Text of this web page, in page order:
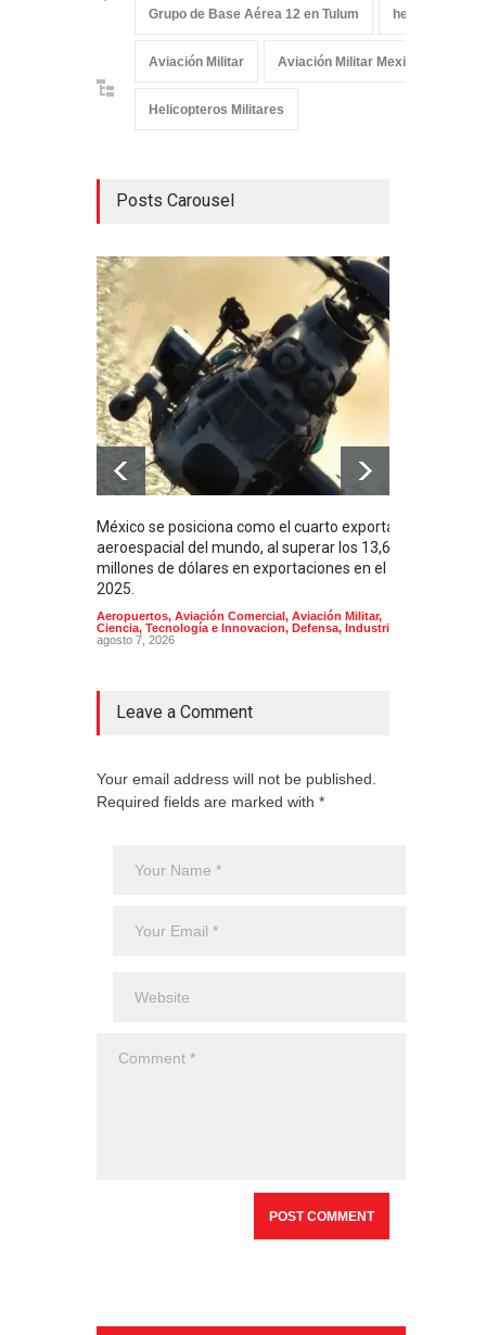
Grupo de Base Aérea 12 en Tulum helicóptero
Aviación Militar Aviación Militar Mexicana
Helicopteros Militares
Posts Carousel
México se posiciona como el cuarto exportador
aeroespacial del mundo, al superar los 13,600
millones de dólares en exportaciones en el
2025.
Aeropuertos, Aviación Comercial, Aviación Militar,
Ciencia, Tecnología e Innovacion, Defensa, Industria
agosto 7, 2026
Leave a Comment
Your email address will not be published.
Required fields are marked with *